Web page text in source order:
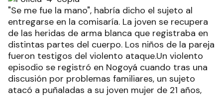
"Se me fue la mano", habría dicho el sujeto al
entregarse en la comisaría. La joven se recupera
de las heridas de arma blanca que registraba en
distintas partes del cuerpo. Los niños de la pareja
fueron testigos del violento ataque.Un violento
episodio se registró en Nogoyá cuando tras una
discusión por problemas familiares, un sujeto
atacó a puñaladas a su joven mujer de 21 años,